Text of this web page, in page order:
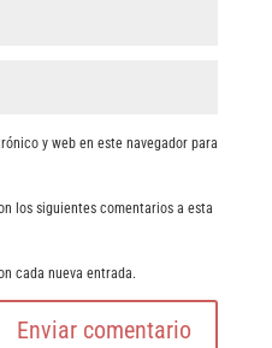
y web en este navegador para
los siguientes comentarios a esta
cada nueva entrada.